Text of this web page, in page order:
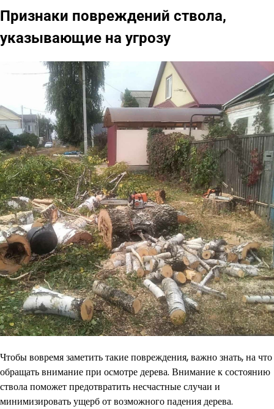
Признаки повреждений ствола,
указывающие на угрозу
Чтобы вовремя заметить такие повреждения, важно знать, на что
обращать внимание при осмотре дерева. Внимание к состоянию
ствола поможет предотвратить несчастные случаи и
минимизировать ущерб от возможного падения дерева.